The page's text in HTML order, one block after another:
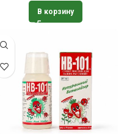
В корзину